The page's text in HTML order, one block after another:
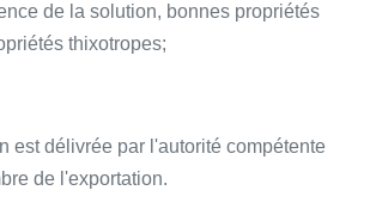
de la solution, bonnes propriétés
thixotropes;
est délivrée par l'autorité compétente
de l'exportation.